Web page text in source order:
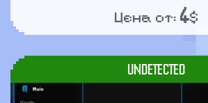
Цена от: 4$
UNDETECTED